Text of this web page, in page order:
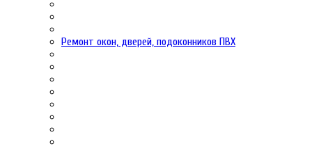
Ремонт окон, дверей, подоконников ПВХ